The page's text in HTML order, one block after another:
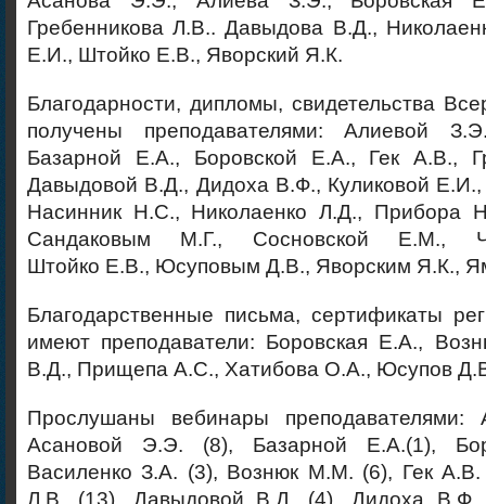
Гребенникова Л.В.. Давыдова В.Д.,
Е.И., Штойко Е.В., Яворский Я.К.
Благодарности, дипломы, свидетельства
получены преподавателями: Алиевой
Базарной Е.А., Боровской Е.А., Гек А.В.,
Давыдовой В.Д., Дидоха В.Ф., Куликовой
Насинник Н.С., Николаенко Л.Д., Прибора
Сандаковым М.Г., Сосновской Е.М.,
Штойко Е.В., Юсуповым Д.В., Яворским Я.К.,
Благодарственные письма, сертификаты
имеют преподаватели: Боровская Е.А.,
В.Д., Прищепа А.С., Хатибова О.А., Юсупов
Прослушаны вебинары
Асановой Э.Э. (8), Базарной Е.А.(1),
Василенко З.А. (3), Вознюк М.М. (6), Гек А.В.
Л.В. (13), Давыдовой В.Д. (4), Дидоха